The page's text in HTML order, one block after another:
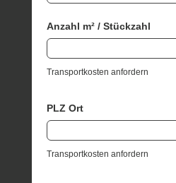
Anzahl m² / Stückzahl
Transportkosten anfordern
PLZ Ort
Transportkosten anfordern